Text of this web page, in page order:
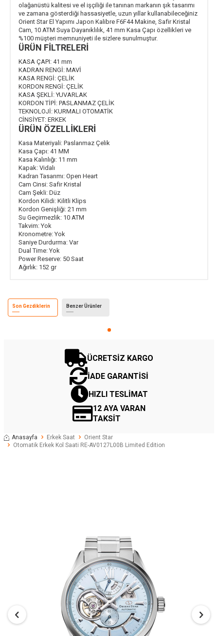
olağanüstü kalitesi ve el işçiliği ile tanınan markanın şık tasarımı
ve zamana gösterdiği hassasiyetle, uzun yıllar kullanabileceğiniz
Orient Star El Yapımı Japon Kalibre F6F44 Makine, Safir Kristal
Cam, 10 ATM Suya Dayanıklılık, 41 mm Kasa Çapı özellikleri ve
%100 müşteri memnuniyeti ile sizlere sunulmuştur.
ÜRÜN FİLTRELERİ
KASA ÇAPI: 41 mm
KADRAN RENGİ: MAVİ
KASA RENGİ: ÇELİK
KORDON RENGİ: ÇELİK
KASA ŞEKLİ: YUVARLAK
KORDON TİPİ: PASLANMAZ ÇELİK
TEKNOLOJİ: KURMALI OTOMATİK
CİNSİYET: ERKEK
ÜRÜN ÖZELLİKLERİ
Kasa Materiyali: Paslanmaz Çelik
Kasa Çapı: 41 MM
Kasa Kalınlığı: 11 mm
Kapak: Vidalı
Kadran Tasarımı: Open Heart
Cam Cinsi: Safir Kristal
Cam Şekli: Düz
Kordon Kilidi: Kilitli Klips
Kordon Genişliği: 21 mm
Su Geçirmezlik: 10 ATM
Takvim: Yok
Kronometre: Yok
Saniye Durdurma: Var
Dual Time: Yok
Power Reserve: 50 Saat
Ağırlık: 152 gr
Son Gezdiklerin Benzer Ürünler
ÜCRETSİZ KARGO
İADE GARANTİSİ
HIZLI TESLİMAT
12 AYA VARAN
TAKSİT
Anasayfa Erkek Saat
Orient Star
Otomatik Erkek Kol Saati RE-AV0127L00B Limited Edition